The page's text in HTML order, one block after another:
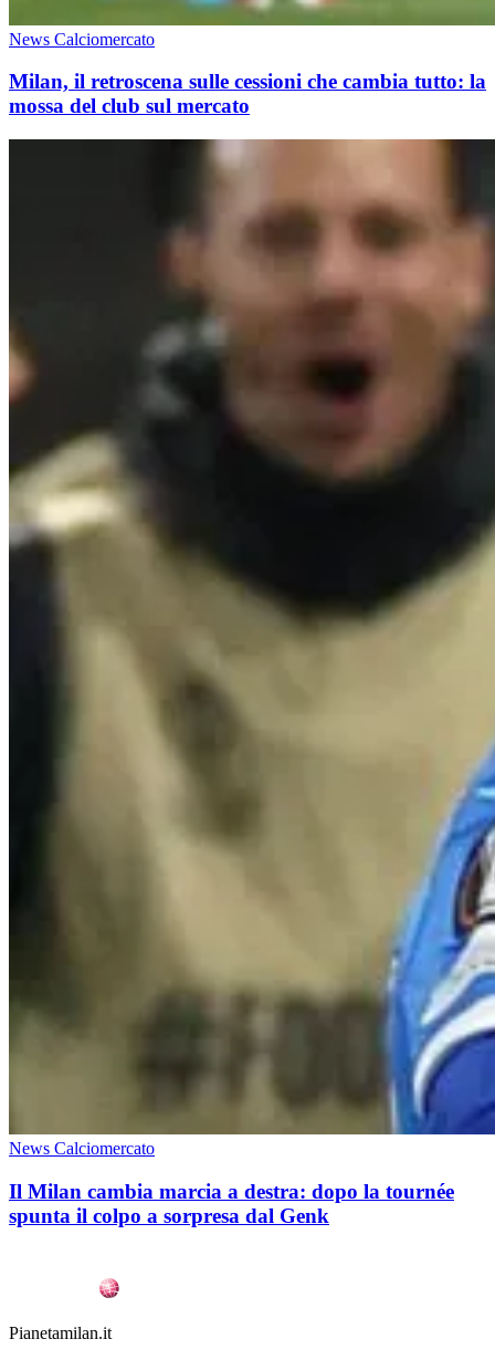
News Calciomercato
Milan, il retroscena sulle cessioni che cambia tutto: la
mossa del club sul mercato
News Calciomercato
Il Milan cambia marcia a destra: dopo la tournée
spunta il colpo a sorpresa dal Genk
Pianetamilan.it